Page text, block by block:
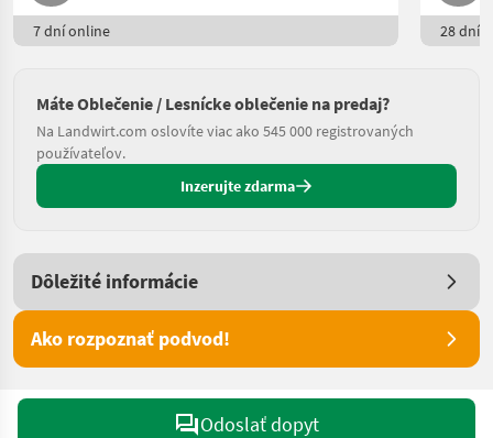
7 dní online 28 dní
Máte Oblečenie / Lesnícke oblečenie na predaj?
Na Landwirt.com oslovíte viac ako 545 000 registrovaných
používateľov.
Inzerujte zdarma
Dôležité informácie
Ako rozpoznať podvod!
Odoslať dopyt